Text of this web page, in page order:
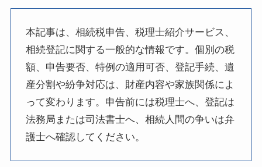
本記事は、相続税申告、税理士紹介サービス、
相続登記に関する一般的な情報です。個別の税
額、申告要否、特例の適用可否、登記手続、遺
産分割や紛争対応は、財産内容や家族関係によ
って変わります。申告前には税理士へ、登記は
法務局または司法書士へ、相続人間の争いは弁
護士へ確認してください。